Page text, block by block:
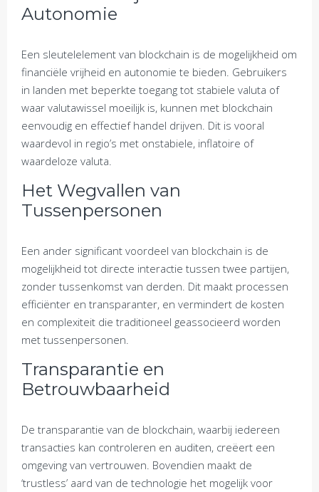
Autonomie
Een sleutelelement van blockchain is de mogelijkheid om
financiële vrijheid en autonomie te bieden. Gebruikers
in landen met beperkte toegang tot stabiele valuta of
waar valutawissel moeilijk is, kunnen met blockchain
eenvoudig en effectief handel drijven. Dit is vooral
waardevol in regio’s met onstabiele, inflatoire of
waardeloze valuta.
Het Wegvallen van
Tussenpersonen
Een ander significant voordeel van blockchain is de
mogelijkheid tot directe interactie tussen twee partijen,
zonder tussenkomst van derden. Dit maakt processen
efficiënter en transparanter, en vermindert de kosten
en complexiteit die traditioneel geassocieerd worden
met tussenpersonen.
Transparantie en
Betrouwbaarheid
De transparantie van de blockchain, waarbij iedereen
transacties kan controleren en auditen, creëert een
omgeving van vertrouwen. Bovendien maakt de
‘trustless’ aard van de technologie het mogelijk voor